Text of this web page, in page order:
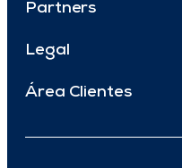
Partners
Legal
Área Clientes